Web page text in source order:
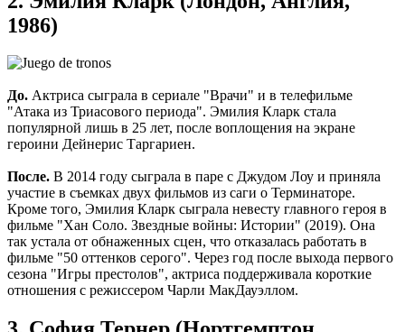
1986)
До. Актриса сыграла в сериале "Врачи" и в телефильме
"Атака из Триасового периода". Эмилия Кларк стала
популярной лишь в 25 лет, после воплощения на экране
героини Дейнерис Таргариен.
После. В 2014 году сыграла в паре с Джудом Лоу и приняла
участие в съемках двух фильмов из саги о Терминаторе.
Кроме того, Эмилия Кларк сыграла невесту главного героя в
фильме "Хан Соло. Звездные войны: Истории" (2019). Она
так устала от обнаженных сцен, что отказалась работать в
фильме "50 оттенков серого". Через год после выхода первого
сезона "Игры престолов", актриса поддерживала короткие
отношения с режиссером Чарли МакДауэллом.